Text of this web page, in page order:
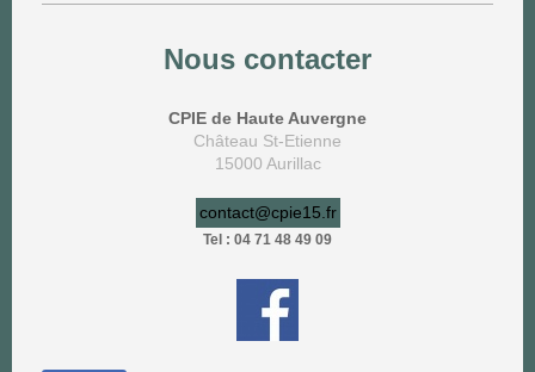
Nous contacter
CPIE de Haute Auvergne
Château St-Etienne
15000 Aurillac
contact@cpie15.fr
Tel : 04 71 48 49 09